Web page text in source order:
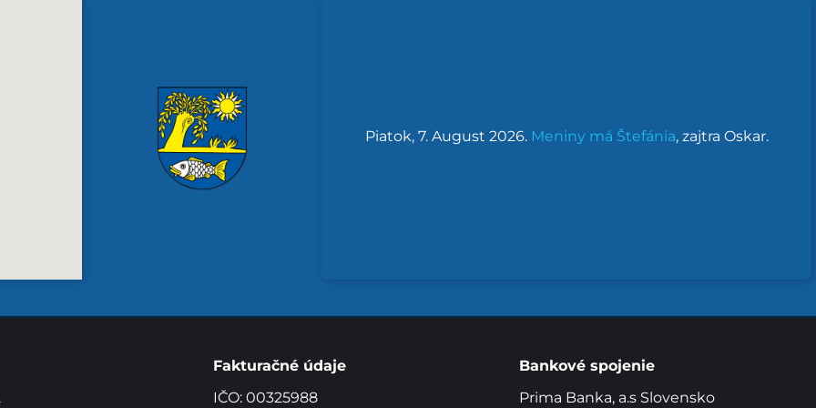
Piatok, 7. August 2026. Meniny má Štefánia, zajtra Oskar.
Fakturačné údaje
IČO: 00325988
Bankové spojenie
Prima Banka, a.s Slovensko